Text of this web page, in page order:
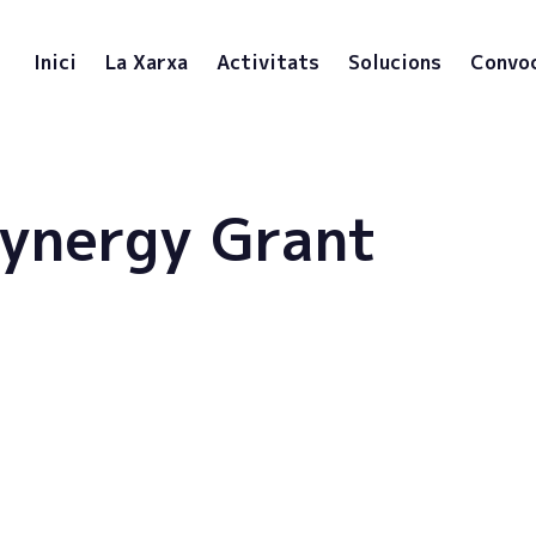
Inici La Xarxa Activitats Solucions
Grant